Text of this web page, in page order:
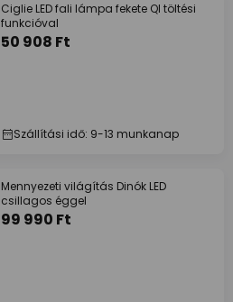
Ciglie LED fali lámpa fekete QI töltési
funkcióval
50 908 Ft
Szállítási idő: 9-13 munkanap
Mennyezeti világítás Dinók LED
csillagos éggel
99 990 Ft